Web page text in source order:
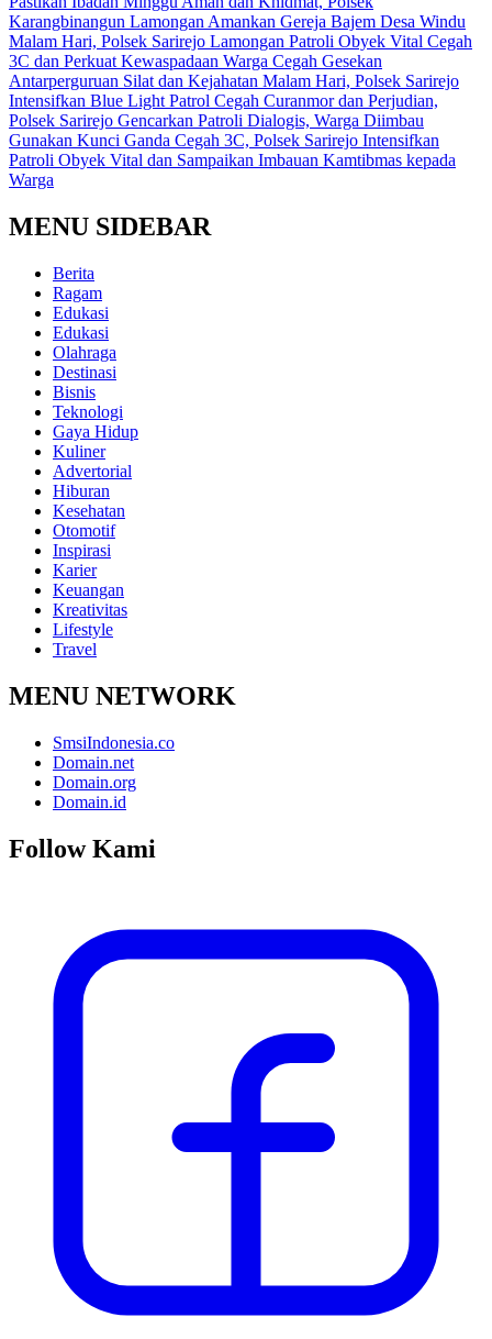
Karangbinangun Lamongan Amankan Gereja Bajem Desa Windu
Malam Hari, Polsek Sarirejo Lamongan Patroli Obyek Vital Cegah
3C dan Perkuat Kewaspadaan Warga Cegah Gesekan
Antarperguruan Silat dan Kejahatan Malam Hari, Polsek Sarirejo
Intensifkan Blue Light Patrol Cegah Curanmor dan Perjudian,
Polsek Sarirejo Gencarkan Patroli Dialogis, Warga Diimbau
Gunakan Kunci Ganda Cegah 3C, Polsek Sarirejo Intensifkan
Patroli Obyek Vital dan Sampaikan Imbauan Kamtibmas kepada
Warga
MENU SIDEBAR
Berita
Ragam
Edukasi
Edukasi
Olahraga
Destinasi
Bisnis
Teknologi
Gaya Hidup
Kuliner
Advertorial
Hiburan
Kesehatan
Otomotif
Inspirasi
Karier
Keuangan
Kreativitas
Lifestyle
Travel
MENU NETWORK
SmsiIndonesia.co
Domain.net
Domain.org
Domain.id
Follow Kami